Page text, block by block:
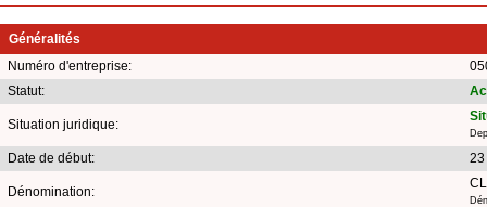
Généralités
Numéro d'entreprise:
Statut:
Situation juridique:
Date de début: 23
Dénomination: